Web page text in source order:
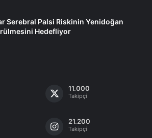
Serebral Palsi Riskinin Yenidoğan
Hedefliyor
11.000
Takipçi
21.200
Takipçi